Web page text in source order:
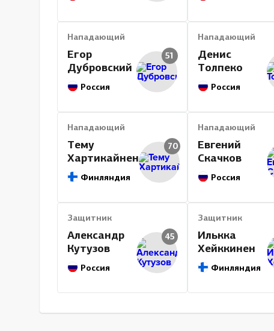
Нападающий
Егор
Дубровский
Россия
51
Нападающий
Денис
Толпеко
Россия
Нападающий
Тему
Хартикайнен
Финляндия
70
Нападающий
Евгений
Скачков
Россия
Защитник
Александр
Кутузов
Россия
45
Защитник
Илькка
Хейккинен
Финляндия